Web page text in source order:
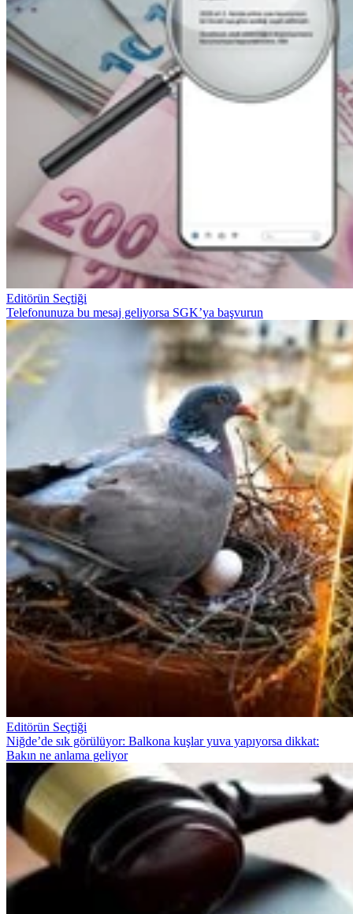
Editörün Seçtiği
Telefonunuza bu mesaj geliyorsa SGK’ya başvurun
Editörün Seçtiği
Niğde’de sık görülüyor: Balkona kuşlar yuva yapıyorsa dikkat:
Bakın ne anlama geliyor